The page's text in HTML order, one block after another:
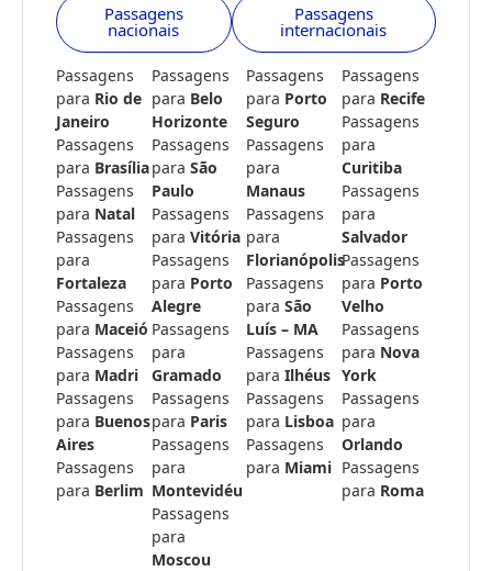
Passagens
nacionais
Passagens
internacionais
Passagens
para Rio de
Janeiro
Passagens
para Brasília
Passagens
para Natal
Passagens
para
Fortaleza
Passagens
para Maceió
Passagens
para Madri
Passagens
para Buenos
Aires
Passagens
para Berlim
Passagens
para Belo
Horizonte
Passagens
para São
Paulo
Passagens
para Vitória
Passagens
para Porto
Alegre
Passagens
para
Gramado
Passagens
para Paris
Passagens
para
Montevidéu
Passagens
para
Moscou
Passagens
para Porto
Seguro
Passagens
para
Manaus
Passagens
para
Florianópolis
Passagens
para São
Luís – MA
Passagens
para Ilhéus
Passagens
para Lisboa
Passagens
para Miami
Passagens
para Recife
Passagens
para
Curitiba
Passagens
para
Salvador
Passagens
para Porto
Velho
Passagens
para Nova
York
Passagens
para
Orlando
Passagens
para Roma